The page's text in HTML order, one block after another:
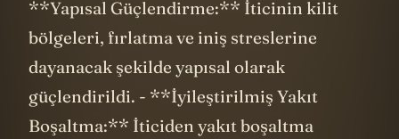
**Yapısal Güçlendirme:** İticinin kilit
bölgeleri, fırlatma ve iniş streslerine
dayanacak şekilde yapısal olarak
güçlendirildi. - **İyileştirilmiş Yakıt
Boşaltma:** İticiden yakıt boşaltma